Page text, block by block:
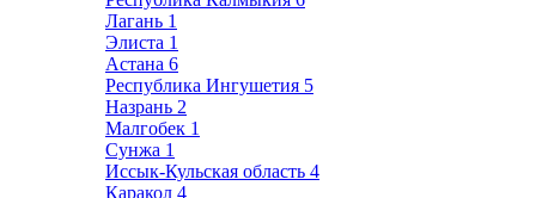
Лагань 1
Элиста 1
Астана 6
Республика Ингушетия 5
Назрань 2
Малгобек 1
Сунжа 1
Иссык-Кульская область 4
Каракол 4